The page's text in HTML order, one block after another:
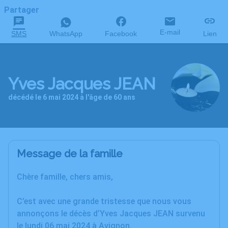
Partager
SMS WhatsApp Facebook E-mail Lien
Yves Jacques JEAN
décédé le 6 mai 2024 à l'âge de 60 ans
Message de la famille
Chère famille, chers amis,
C’est avec une grande tristesse que nous vous
annonçons le décès d’Yves Jacques JEAN survenu
le lundi 06 mai 2024 à Avignon.
https://www.instagram.com/